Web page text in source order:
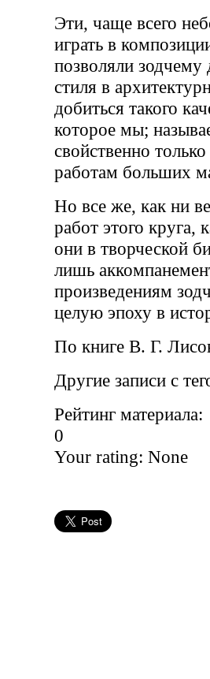
Эти, чаще всего
играть в
позволяли зодчему
стиля в
добиться такого
которое мы;
свойственно
работам больших
Но все же, как ни
работ этого круга,
они в творческой
лишь
произведениям
целую эпоху в
По книге В. Г.
Другие записи с
Рейтинг материала:
0
Your rating: None